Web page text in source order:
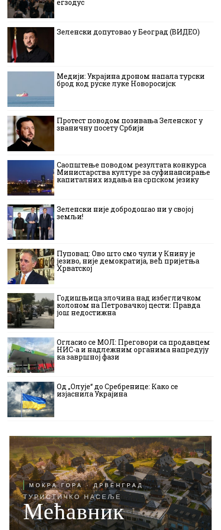
егзодус
Зеленски допутовао у Београд (ВИДЕО)
Медији: Украјина дроном напала турски
брод код руске луке Новоросијск
Протест поводом позивања Зеленског у
званичну посету Србији
Саопштење поводом резултата конкурса
Министарства културе за суфинансирање
капиталних издања на српском језику
Зеленски није добродошао ни у својој
земљи!
Пуповац: Ово што смо чули у Книну је
језиво, није демократија, већ пријетња
Хрватској
Годишњица злочина над избегличком
колоном на Петровачкој цести: Правда
још недостижна
Огласио се МОЛ: Преговори са продавцем
НИС-а и надлежним органима напредују
ка завршној фази
Од „Олује“ до Сребренице: Како се
изјаснила Украјина